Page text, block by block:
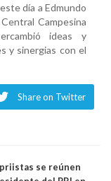
día a Edmundo
Campesina
ideas y
y sinergias con el
Share on Twitter
se reúnen